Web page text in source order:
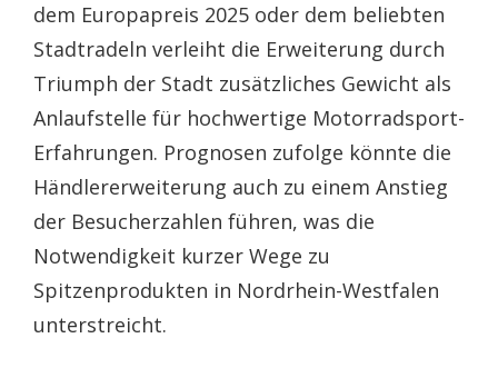
dem Europapreis 2025 oder dem beliebten
Stadtradeln verleiht die Erweiterung durch
Triumph der Stadt zusätzliches Gewicht als
Anlaufstelle für hochwertige Motorradsport-
Erfahrungen. Prognosen zufolge könnte die
Händlererweiterung auch zu einem Anstieg
der Besucherzahlen führen, was die
Notwendigkeit kurzer Wege zu
Spitzenprodukten in Nordrhein-Westfalen
unterstreicht.